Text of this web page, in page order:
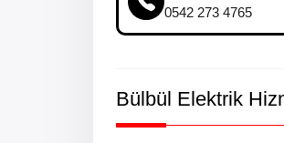
0542 273 4765
Bülbül Elektrik